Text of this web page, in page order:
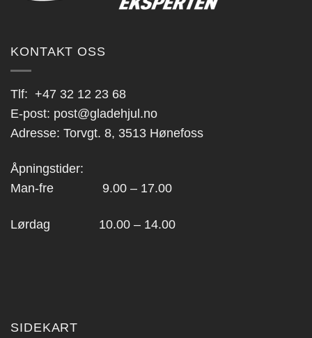
KONTAKT OSS
Tlf: +47 32 12 23 68
E-post: post@gladehjul.no
Adresse: Torvgt. 8, 3513 Hønefoss
Åpningstider:
Man-fre 9.00 – 17.00
Lørdag 10.00 – 14.00
SIDEKART